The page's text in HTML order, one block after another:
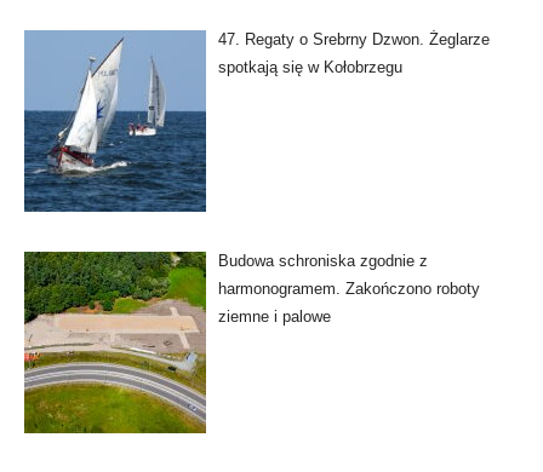
47. Regaty o Srebrny Dzwon. Żeglarze
spotkają się w Kołobrzegu
Budowa schroniska zgodnie z
harmonogramem. Zakończono roboty
ziemne i palowe